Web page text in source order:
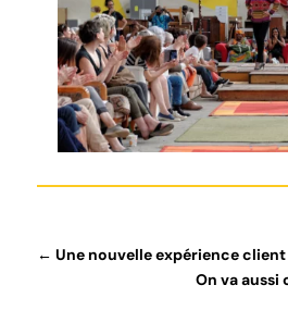
← Une nouvelle expérience client
On va